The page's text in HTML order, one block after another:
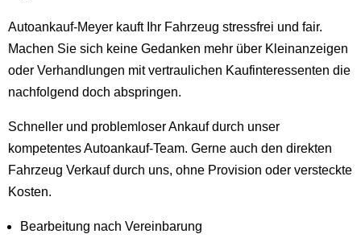
Autoankauf-Meyer kauft Ihr Fahrzeug stressfrei und fair.
Machen Sie sich keine Gedanken mehr über Kleinanzeigen
oder Verhandlungen mit vertraulichen Kaufinteressenten die
nachfolgend doch abspringen.
Schneller und problemloser Ankauf durch unser
kompetentes Autoankauf-Team. Gerne auch den direkten
Fahrzeug Verkauf durch uns, ohne Provision oder versteckte
Kosten.
Bearbeitung nach Vereinbarung